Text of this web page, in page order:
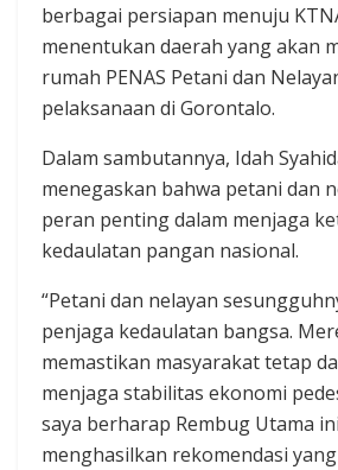
berbagai persiapan menuju
menentukan daerah yang akan
rumah PENAS Petani dan
pelaksanaan di Gorontalo.
Dalam sambutannya, Idah
menegaskan bahwa petani dan
peran penting dalam menjaga
kedaulatan pangan nasional.
“Petani dan nelayan
penjaga kedaulatan bangsa.
memastikan masyarakat tetap
menjaga stabilitas ekonomi
saya berharap Rembug Utama
menghasilkan rekomendasi